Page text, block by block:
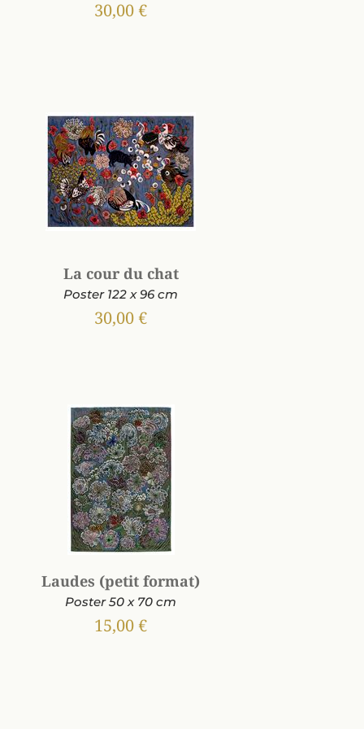
30,00 €
La cour du chat
Poster 122 x 96 cm
30,00 €
Laudes (petit format)
Poster 50 x 70 cm
15,00 €